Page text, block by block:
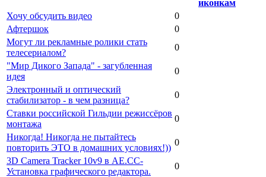
Хочу обсудить видео
0
Афтершок
0
Могут ли рекламные ролики стать
телесериалом?
0
"Мир Дикого Запада" - загубленная
идея
0
Электронный и оптический
стабилизатор - в чем разница?
0
Ставки российской Гильдии режиссёров
монтажа
0
Никогда! Никогда не пытайтесь
повторить ЭТО в домашних условиях!))
0
3D Camera Tracker 10v9 в AЕ.СС-
Установка графического редактора.
0